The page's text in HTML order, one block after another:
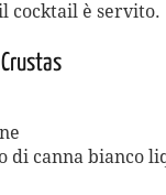
cocktail è servito.
di canna bianco